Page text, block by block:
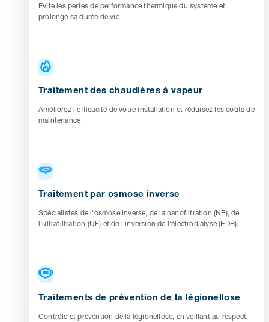
Évite les pertes de performance thermique du système et
prolonge sa durée de vie
Traitement des chaudières à vapeur
Améliorez l'efficacité de votre installation et réduisez les coûts de
maintenance
Traitement par osmose inverse
Spécialistes de l'osmose inverse, de la nanofiltration (NF), de
l'ultrafiltration (UF) et de l'inversion de l'électrodialyse (EDR).
Traitements de prévention de la légionellose
Contrôle et prévention de la légionellose, en veillant au respect